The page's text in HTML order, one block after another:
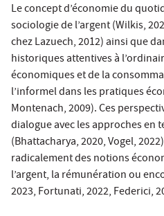
Le concept d’économie du
sociologie de l’argent (Wilkis,
chez Lazuech, 2012) ainsi que
historiques attentives à
économiques et de la
l’informel dans les pratiques
Montenach, 2009). Ces
dialogue avec les approches
(Bhattacharya, 2020, Vogel,
radicalement des notions
l’argent, la rémunération ou
2023, Fortunati, 2022, Federici,